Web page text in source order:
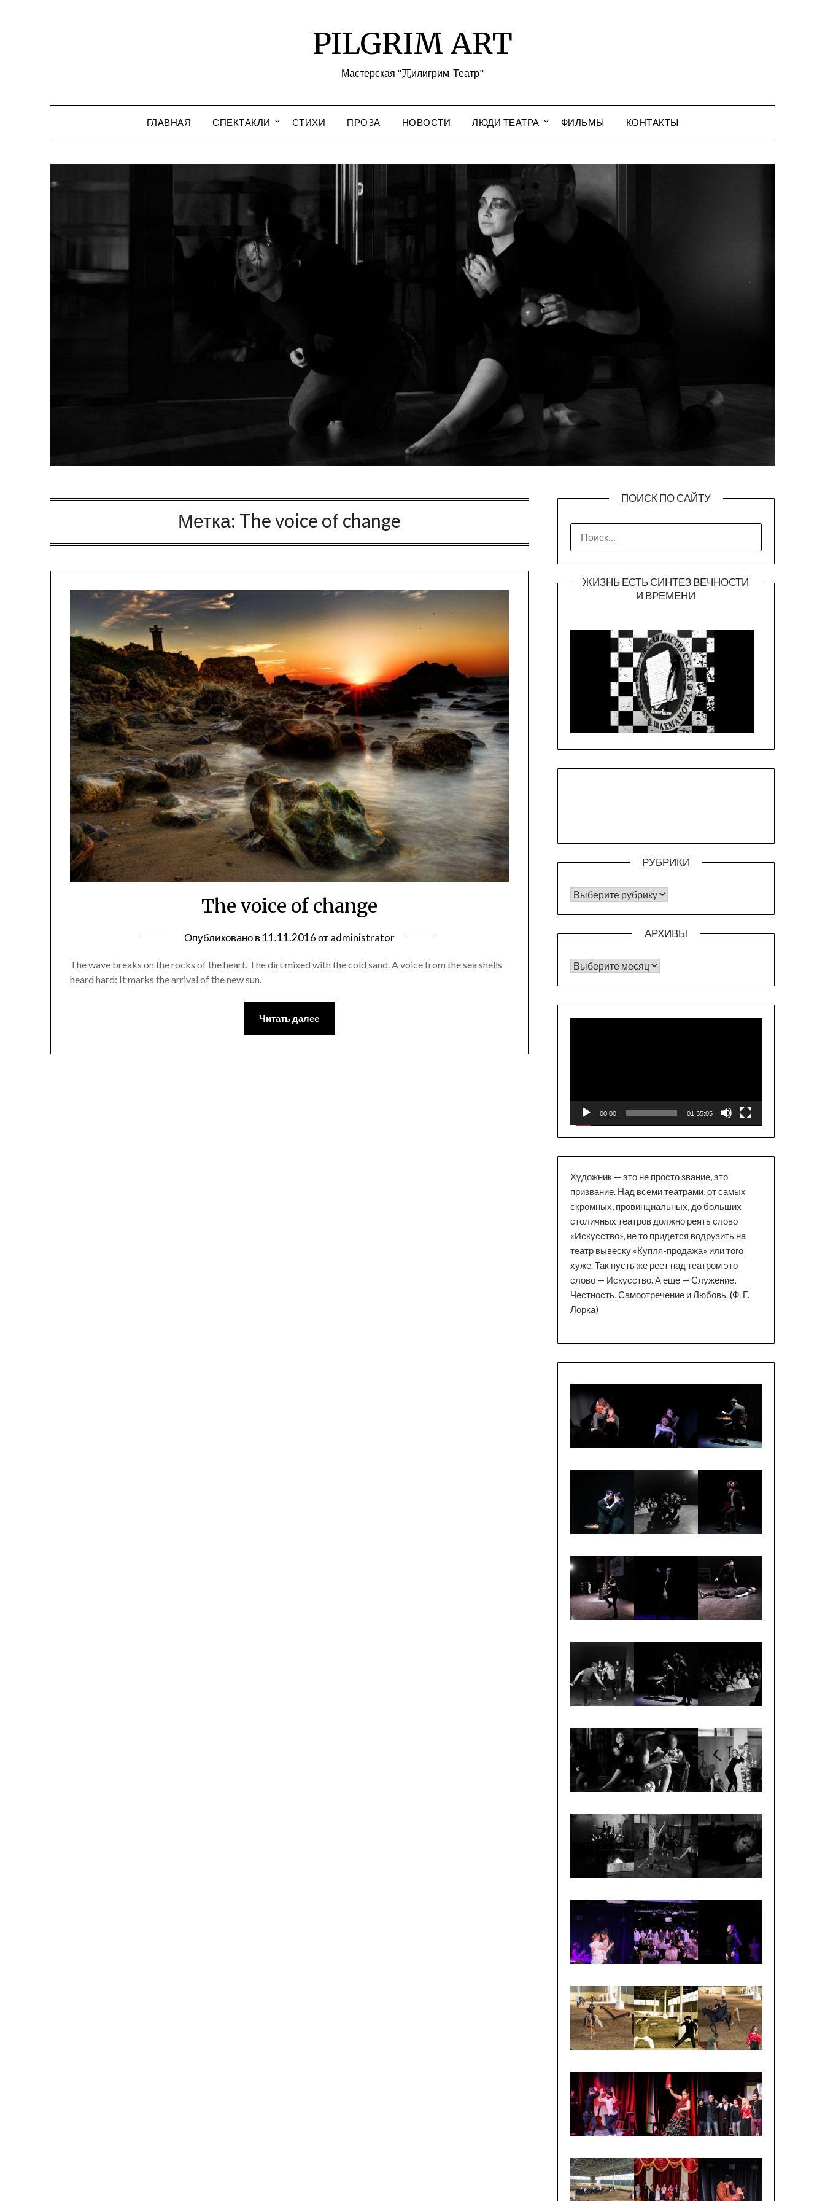
PILGRIM ART
Мастерская "兀илигрим-Театр"
ГЛАВНАЯ СПЕКТАКЛИ СТИХИ ПРОЗА НОВОСТИ ЛЮДИ ТЕАТРА ФИЛЬМЫ КОНТАКТЫ
Метка: The voice of change
The voice of change
Опубликовано в11.11.2016отadministrator
The wave breaks on the rocks of the heart. The dirt mixed with the cold sand. A voice from the sea shells
heard hard: It marks the arrival of the new sun.
Читать далее
ПОИСК ПО САЙТУ
ЖИЗНЬ ЕСТЬ СИНТЕЗ ВЕЧНОСТИ
И ВРЕМЕНИ
РУБРИКИ
РУБРИКИ
АРХИВЫ
Архивы
00:00 01:35:05
Художник — это не просто звание, это
призвание. Над всеми театрами, от самых
скромных, провинциальных, до больших
столичных театров должно реять слово
«Искусство», не то придется водрузить на
театр вывеску «Купля-продажа» или того
хуже. Так пусть же реет над театром это
слово — Искусство. А еще — Служение,
Честность, Самоотречение и Любовь. (Ф. Г.
Лорка)